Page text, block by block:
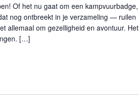
Of het nu gaat om een kampvuurbadge,
nog ontbreekt in je verzameling — ruilen
allemaal om gezelligheid en avontuur. Het
[…]